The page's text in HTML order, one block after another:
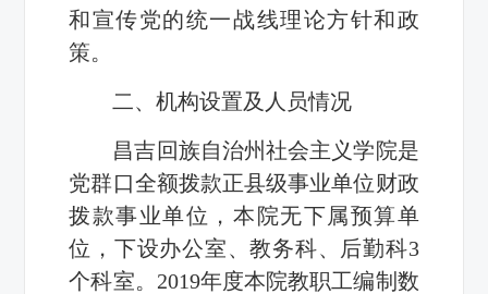
和宣传党的统一战线理论方针和政
策。
二、机构设置及人员情况
昌吉回族自治州社会主义学院是
党群口全额拨款正县级事业单位财政
拨款事业单位，本院无下属预算单
位，下设办公室、教务科、后勤科3
个科室。2019年度本院教职工编制数